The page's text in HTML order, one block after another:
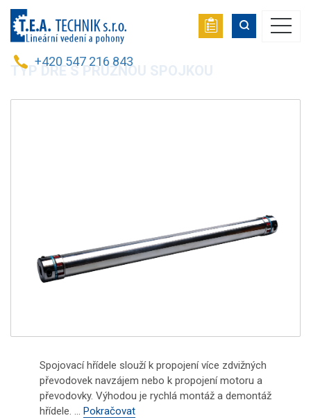
+420 547 216 843
TYP DRE S PRUŽNOU SPOJKOU
Spojovací hřídele slouží k propojení více zdvižných
převodovek navzájem nebo k propojení motoru a
převodovky. Výhodou je rychlá montáž a demontáž
hřídele. ... Pokračovat